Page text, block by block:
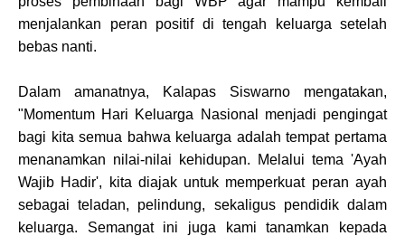
menjalankan peran positif di tengah keluarga setelah
bebas nanti.
Dalam amanatnya, Kalapas Siswarno mengatakan,
"Momentum Hari Keluarga Nasional menjadi pengingat
bagi kita semua bahwa keluarga adalah tempat pertama
menanamkan nilai-nilai kehidupan. Melalui tema 'Ayah
Wajib Hadir', kita diajak untuk memperkuat peran ayah
sebagai teladan, pelindung, sekaligus pendidik dalam
keluarga. Semangat ini juga kami tanamkan kepada